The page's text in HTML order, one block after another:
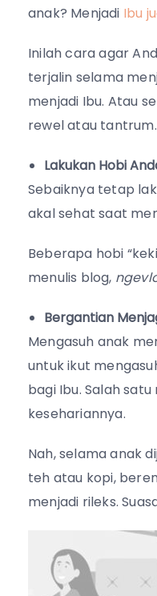
anak? Menjadi Ibu
Inilah cara agar
terjalin selama
menjadi Ibu. Atau
rewel atau tantrum.
Lakukan Hobi
Sebaiknya tetap
akal sehat saat
Beberapa hobi
menulis blog,
Bergantian
Mengasuh anak
untuk ikut
bagi Ibu. Salah
kesehariannya.
Nah, selama anak
teh atau kopi,
menjadi rileks.